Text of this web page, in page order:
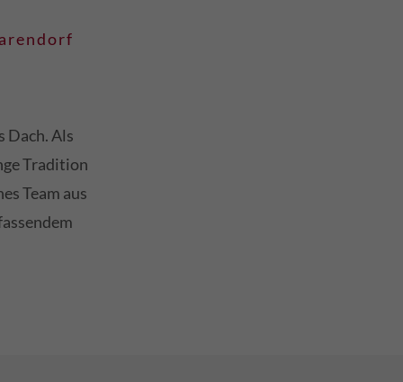
Dach. Als
Tradition
Team aus